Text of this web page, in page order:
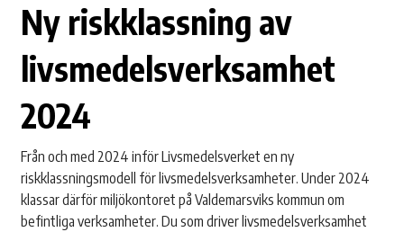
Ny riskklassning av
livsmedelsverksamhet
2024
Från och med 2024 inför Livsmedelsverket en ny
riskklassningsmodell för livsmedelsverksamheter. Under 2024
klassar därför miljökontoret på Valdemarsviks kommun om
befintliga verksamheter. Du som driver livsmedelsverksamhet